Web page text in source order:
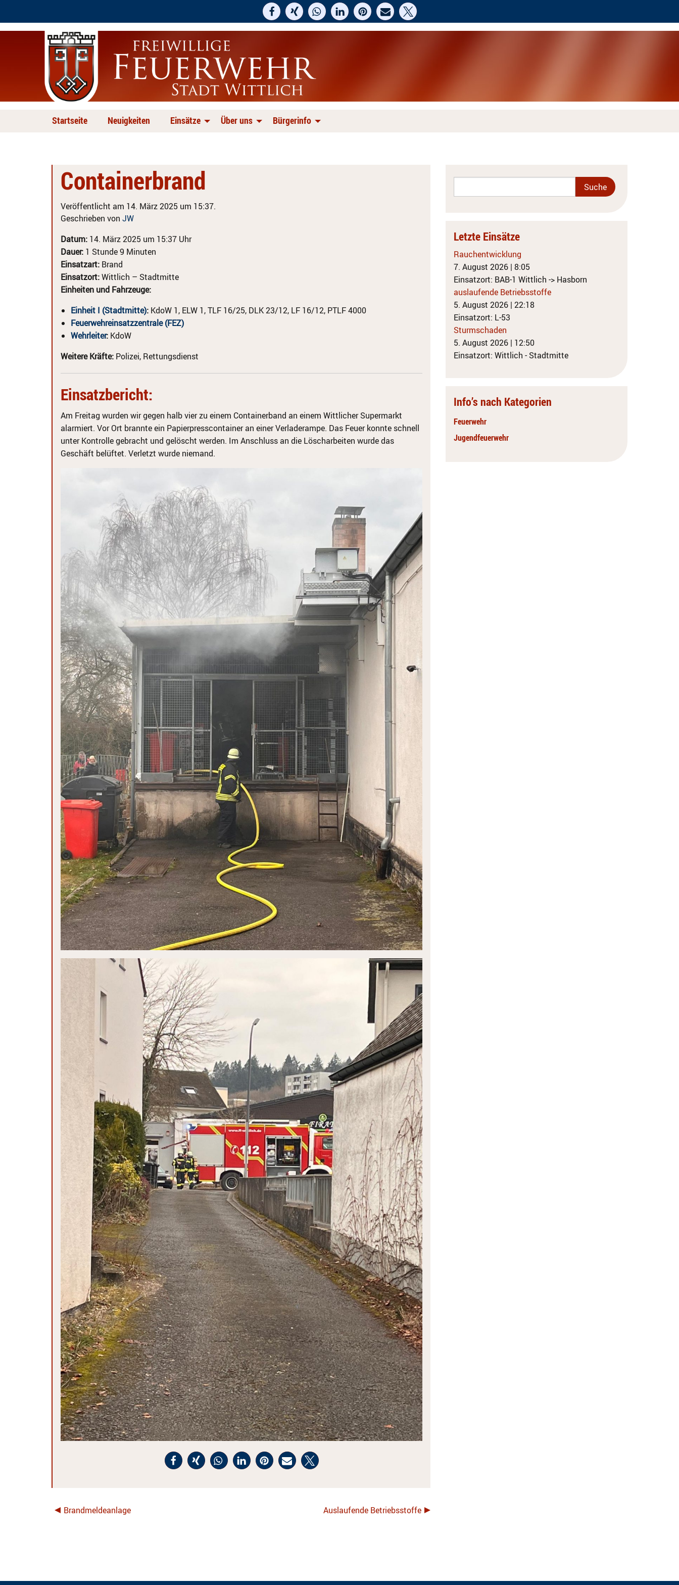
Startseite Neuigkeiten Einsätze Über uns Bürgerinfo
Containerbrand
Veröffentlicht am 14. März 2025 um 15:37.
Geschrieben von JW
Datum: 14. März 2025 um 15:37 Uhr
Dauer: 1 Stunde 9 Minuten
Einsatzart: Brand
Einsatzort:Wittlich – Stadtmitte
Einheiten und Fahrzeuge:
Einheit I (Stadtmitte): KdoW 1, ELW 1, TLF 16/25, DLK 23/12, LF 16/12, PTLF 4000
Feuerwehreinsatzzentrale (FEZ)
Wehrleiter: KdoW
Weitere Kräfte: Polizei, Rettungsdienst
Einsatzbericht:
Am Freitag wurden wir gegen halb vier zu einem Containerband an einem Wittlicher Supermarkt
alarmiert. Vor Ort brannte ein Papierpresscontainer an einer Verladerampe. Das Feuer konnte schnell
unter Kontrolle gebracht und gelöscht werden. Im Anschluss an die Löscharbeiten wurde das
Geschäft belüftet. Verletzt wurde niemand.
Brandmeldeanlage Auslaufende Betriebsstoffe
Letzte Einsätze
Rauchentwicklung
7. August 2026 | 8:05
Einsatzort: BAB-1 Wittlich -> Hasborn
auslaufende Betriebsstoffe
5. August 2026 | 22:18
Einsatzort: L-53
Sturmschaden
5. August 2026 | 12:50
Einsatzort: Wittlich - Stadtmitte
Info’s nach Kategorien
Feuerwehr
Jugendfeuerwehr